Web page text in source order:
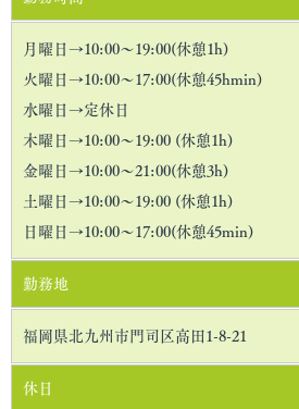
月曜日→10:00〜19:00(休憩1h)
火曜日→10:00〜17:00(休憩45hmin)
水曜日→定休日
木曜日→10:00〜19:00 (休憩1h)
金曜日→10:00〜21:00(休憩3h)
土曜日→10:00〜19:00 (休憩1h)
日曜日→10:00〜17:00(休憩45min)
勤務地
福岡県北九州市門司区高田1-8-21
休日